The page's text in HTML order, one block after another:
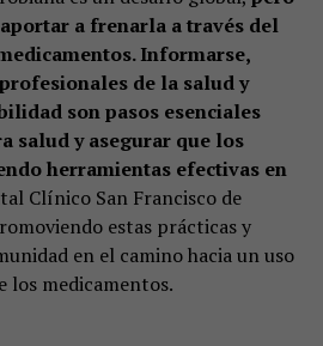
a frenarla a través del
Informarse,
de la salud y
son pasos esenciales
salud y asegurar que los
herramientas efectivas en
Clínico San Francisco de
estas prácticas y
en el camino hacia un uso
los medicamentos.